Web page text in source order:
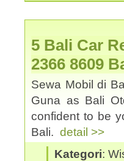
5 Bali Car
2366 8609
Sewa Mobil di
Guna as Bali
confident to be
Bali. detail >>
Kategori: